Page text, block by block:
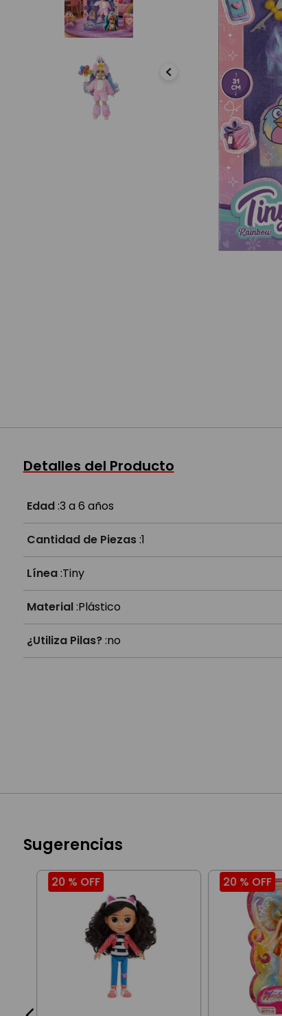
Detalles del Producto
Edad:3 a 6 años
Cantidad de Piezas:1
Línea:Tiny
Material:Plástico
¿Utiliza Pilas?:no
Sugerencias
20 % OFF 20 % OFF